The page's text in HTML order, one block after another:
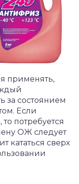
применять,
за состоянием
Если
потребуется
ОЖ следует
кататься сверх